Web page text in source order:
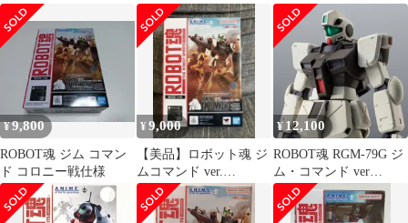
ANIME コロ
機動戦士ガンダム 第
08MS小隊 RGM-79(G)
陸戦型ジム ver.
A.N.I.M.E. バンナム版
戦仕様
¥9,800
ROBOT魂 ジム コマン
ド コロニー戦仕様
¥9,000
【美品】ロボット魂 ジ
ムコマンド ver.
A.N.I.M.E. コロニー戦
仕様
¥ 12,100
ROBOT魂 RGM-79G ジ
ム・コマンド ver
ANIME コロニー戦仕様